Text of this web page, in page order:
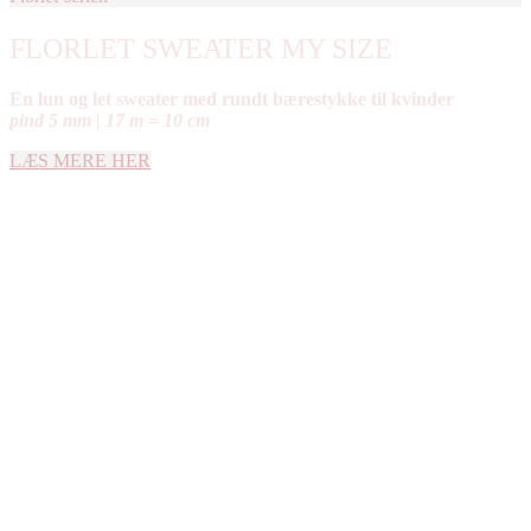
FLORLET SWEATER MY SIZE
En lun og let sweater med rundt bærestykke til kvinder
pind 5 mm | 17 m = 10 cm
LÆS MERE HER